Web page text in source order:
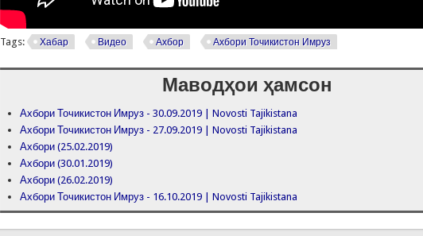
Tags: Хабар Видео Ахбор Ахбори Точикистон Имруз
Маводҳои ҳамсон
Ахбори Точикистон Имруз - 30.09.2019 | Novosti Tajikistana
Ахбори Точикистон Имруз - 27.09.2019 | Novosti Tajikistana
Ахбори (25.02.2019)
Ахбори (30.01.2019)
Ахбори (26.02.2019)
Ахбори Точикистон Имруз - 16.10.2019 | Novosti Tajikistana